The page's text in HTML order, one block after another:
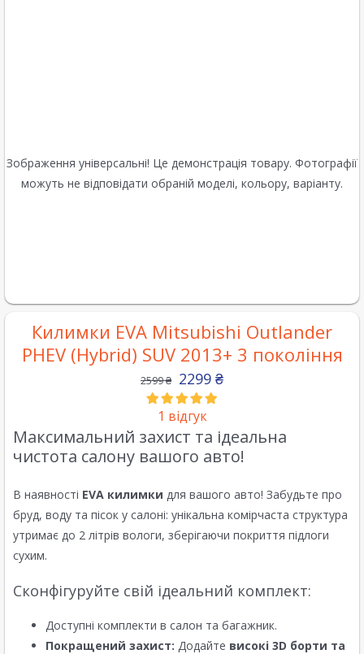
Зображення універсальні! Це демонстрація товару. Фотографії
можуть не відповідати обраній моделі, кольору, варіанту.
Килимки EVA Mitsubishi Outlander
PHEV (Hybrid) SUV 2013+ 3 покоління
2599₴ 2299 ₴
1 відгук
Максимальний захист та ідеальна
чистота салону вашого авто!
В наявності EVA килимки для вашого авто! Забудьте про
бруд, воду та пісок у салоні: унікальна комірчаста структура
утримає до 2 літрів вологи, зберігаючи покриття підлоги
сухим.
Сконфігуруйте свій ідеальний комплект:
Доступні комплекти в салон та багажник.
Покращений захист: Додайте високі 3D борти та